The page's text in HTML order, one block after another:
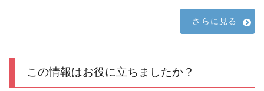
さらに見る
この情報はお役に立ちましたか？